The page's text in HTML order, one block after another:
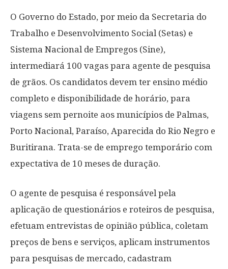
O Governo do Estado, por meio da Secretaria do
Trabalho e Desenvolvimento Social (Setas) e
Sistema Nacional de Empregos (Sine),
intermediará 100 vagas para agente de pesquisa
de grãos. Os candidatos devem ter ensino médio
completo e disponibilidade de horário, para
viagens sem pernoite aos municípios de Palmas,
Porto Nacional, Paraíso, Aparecida do Rio Negro e
Buritirana. Trata-se de emprego temporário com
expectativa de 10 meses de duração.
O agente de pesquisa é responsável pela
aplicação de questionários e roteiros de pesquisa,
efetuam entrevistas de opinião pública, coletam
preços de bens e serviços, aplicam instrumentos
para pesquisas de mercado, cadastram